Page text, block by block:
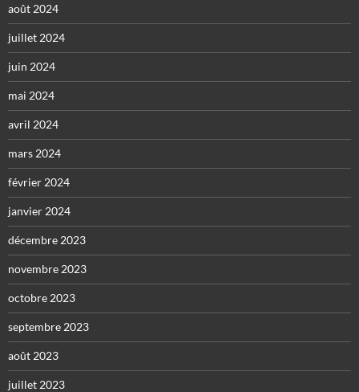
août 2024
juillet 2024
juin 2024
mai 2024
avril 2024
mars 2024
février 2024
janvier 2024
décembre 2023
novembre 2023
octobre 2023
septembre 2023
août 2023
juillet 2023